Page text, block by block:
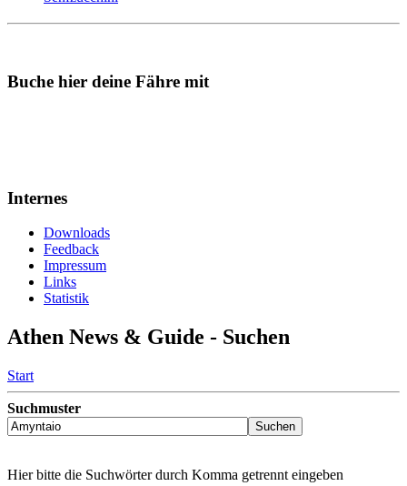
Buche hier deine Fähre mit
Internes
Downloads
Feedback
Impressum
Links
Statistik
Athen News & Guide - Suchen
Start
Suchmuster
Hier bitte die Suchwörter durch Komma getrennt eingeben